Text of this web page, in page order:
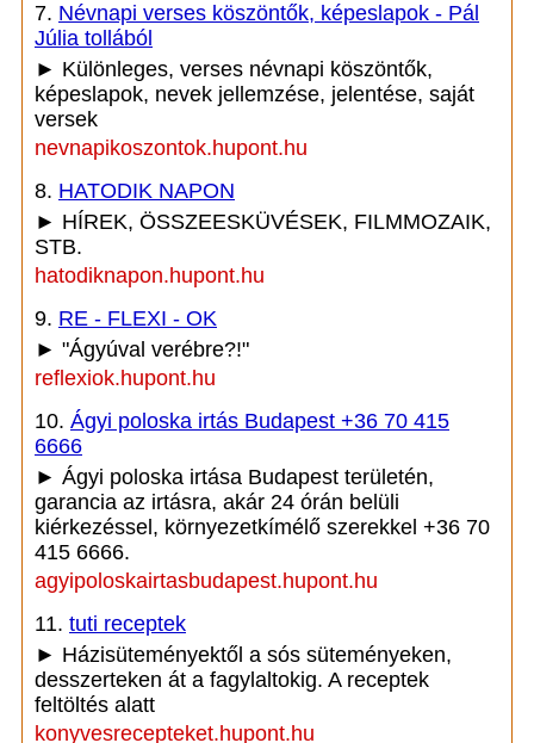
7. Névnapi verses köszöntők, képeslapok - Pál
Júlia tollából
► Különleges, verses névnapi köszöntők,
képeslapok, nevek jellemzése, jelentése, saját
versek
nevnapikoszontok.hupont.hu
8. HATODIK NAPON
► HÍREK, ÖSSZEESKÜVÉSEK, FILMMOZAIK,
STB.
hatodiknapon.hupont.hu
9. RE - FLEXI - OK
► "Ágyúval verébre?!"
reflexiok.hupont.hu
10. Ágyi poloska irtás Budapest +36 70 415
6666
► Ágyi poloska irtása Budapest területén,
garancia az irtásra, akár 24 órán belüli
kiérkezéssel, környezetkímélő szerekkel +36 70
415 6666.
agyipoloskairtasbudapest.hupont.hu
11. tuti receptek
► Házisüteményektől a sós süteményeken,
desszerteken át a fagylaltokig. A receptek
feltöltés alatt
konyvesrecepteket.hupont.hu